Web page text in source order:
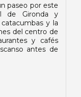
paseo por este
de Gironda y
y la
del centro de
y cafés
antes de